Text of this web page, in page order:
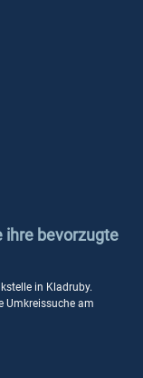
ihre bevorzugte
in Kladruby.
Umkreissuche am